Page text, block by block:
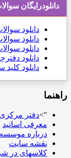
دانلودرایگان
دانلود
دانلود
دانلود
دانلود
دانلود
راهنما
">دفتر مرکزی :
معرفی اساتید
درباره
نقشه سایت
کلاسهای در